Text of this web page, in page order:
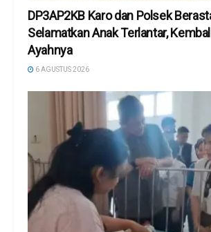
DP3AP2KB Karo dan Polsek
Selamatkan Anak Terlantar,
Ayahnya
6 AGUSTUS 2026